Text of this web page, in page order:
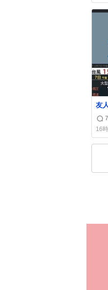
数
友
も
返
信
数
7
16